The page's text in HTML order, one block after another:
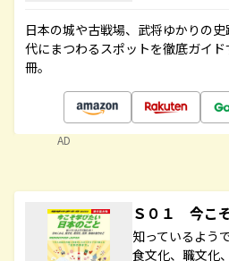
日本の城や古戦場、武将ゆかりの
代にまつわるスポットを徹底ガイ
冊。
AD
Ｓ０１ 今こ
知っているよう
食文化、職文化